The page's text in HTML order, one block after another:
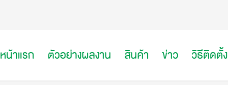
หน้าแรก ตัวอย่างผลงาน สินค้า ข่าว วิธีติดตั้ง